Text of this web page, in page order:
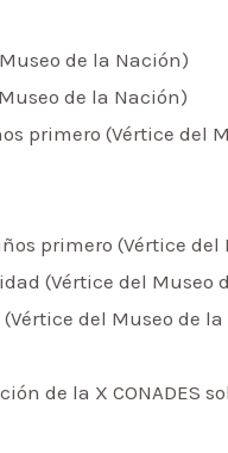
de la Nación)
de la Nación)
primero (Vértice del
primero (Vértice
(Vértice del Museo
del Museo de
de la X CONADES